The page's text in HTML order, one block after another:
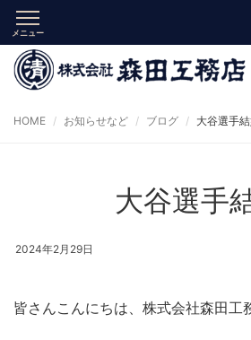
メニュー
HOME お知らせなど ブログ 大谷選手
大谷選手
2024年2月29日
皆さんこんにちは、株式会社森田工